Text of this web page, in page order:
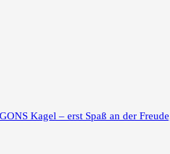
Kagel – erst Spaß an der